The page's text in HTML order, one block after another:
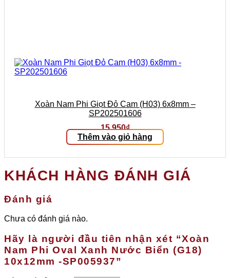
Xoàn Nam Phi Giọt Đỏ Cam (H03) 6x8mm –
SP202501606
15.950₫
Thêm vào giỏ hàng
KHÁCH HÀNG ĐÁNH GIÁ
Đánh giá
Chưa có đánh giá nào.
Hãy là người đầu tiên nhận xét “Xoàn
Nam Phi Oval Xanh Nước Biển (G18)
10x12mm -SP005937”